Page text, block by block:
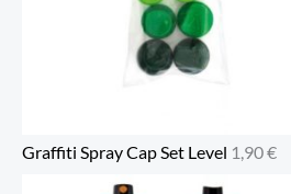
Graffiti Spray Cap Set Level 1,90€